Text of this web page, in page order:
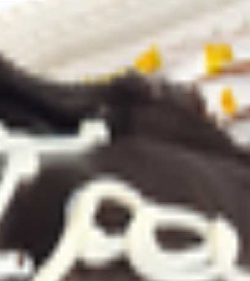
«Фисташки»
и сливок со вкусом фисташки.
крем на растительных маслах вкус фисташки (сахар,
(Е1442), консервант (сорбат калия ароматизатор
могут оказывать отрицательное влияние на